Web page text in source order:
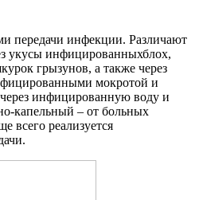
передачи инфекции. Различают
укусы инфицированныхблох,
грызунов, а также через
мокротой и
инфицированную воду и
капельный – от больных
всего реализуется